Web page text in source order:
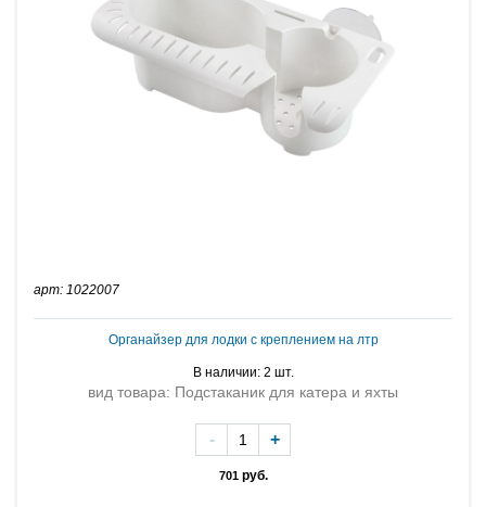
арт: 1022007
Органайзер для лодки с креплением на лтр
В наличии: 2 шт.
вид товара: Подстаканик для катера и яхты
701руб.
- +